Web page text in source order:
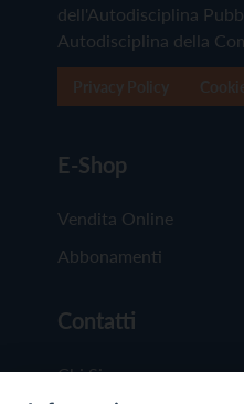
dell'Autodisciplina
Autodisciplina della
E-Shop
Vendita Online
Abbonamenti
Contatti
Chi Siamo